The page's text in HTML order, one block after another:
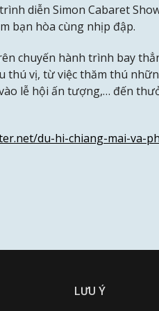
diễn Simon Cabaret
bạn hòa cùng nhịp đập.
chuyến hành trình bay
thú vị, từ việc thăm thú
lễ hội ấn tượng,… đến
du-hi-chiang-mai-va-
LƯU Ý